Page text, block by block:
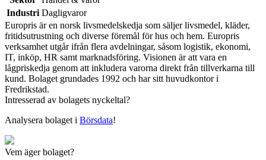
Industri Dagligvaror
Europris är en norsk livsmedelskedja som säljer livsmedel, kläder,
fritidsutrustning och diverse föremål för hus och hem. Europris
verksamhet utgår ifrån flera avdelningar, såsom logistik, ekonomi,
IT, inköp, HR samt marknadsföring. Visionen är att vara en
lågpriskedja genom att inkludera varorna direkt från tillverkarna till
kund. Bolaget grundades 1992 och har sitt huvudkontor i
Fredrikstad.
Intresserad av bolagets nyckeltal?
Analysera bolaget i Börsdata!
Vem äger bolaget?